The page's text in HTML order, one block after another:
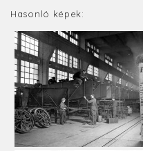
Hasonló képek: